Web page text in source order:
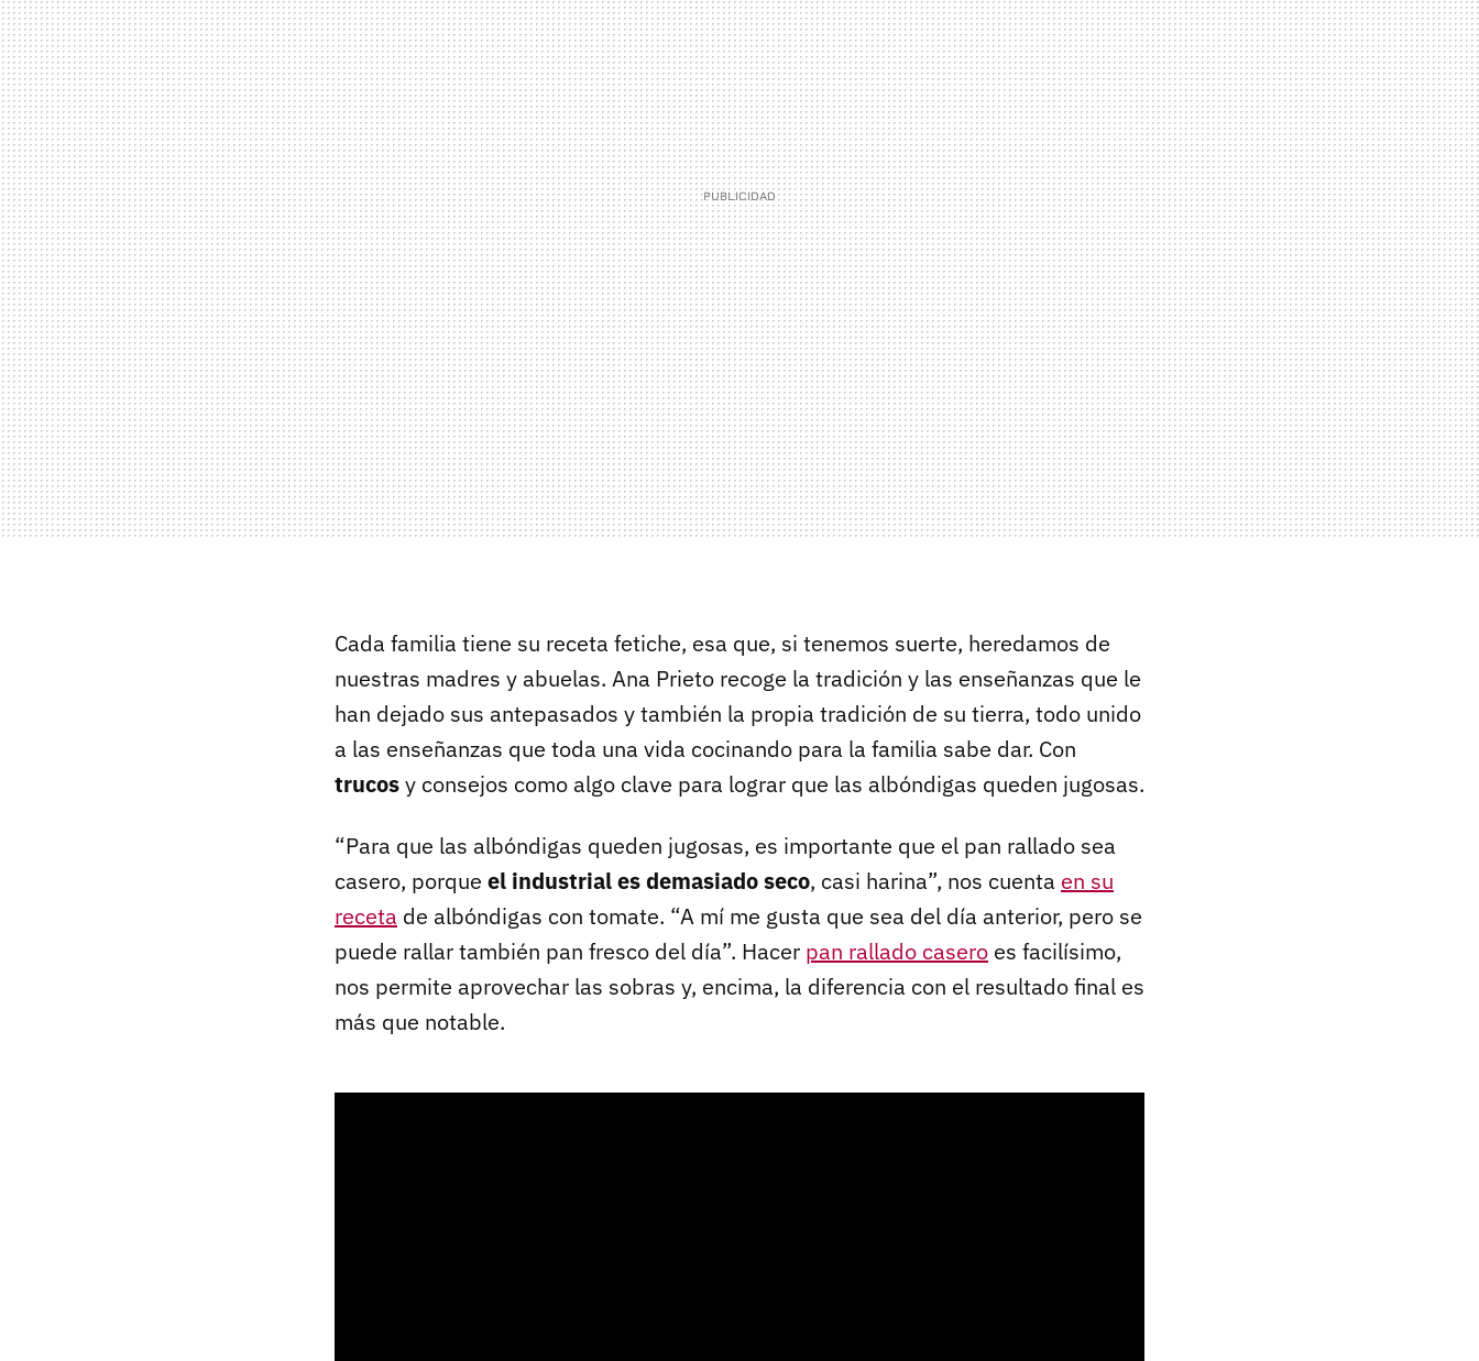
Cada familia tiene su receta fetiche, esa que, si tenemos suerte, heredamos de
nuestras madres y abuelas. Ana Prieto recoge la tradición y las enseñanzas que le
han dejado sus antepasados y también la propia tradición de su tierra, todo unido
a las enseñanzas que toda una vida cocinando para la familia sabe dar. Con
trucosy consejos como algo clave para lograr que las albóndigas queden jugosas.
“Para que las albóndigas queden jugosas, es importante que el pan rallado sea
casero, porque el industrial es demasiado seco, casi harina”, nos cuenta en su
receta de albóndigas con tomate. “A mí me gusta que sea del día anterior, pero se
puede rallar también pan fresco del día”. Hacer pan rallado casero es facilísimo,
nos permite aprovechar las sobras y, encima, la diferencia con el resultado final es
más que notable.